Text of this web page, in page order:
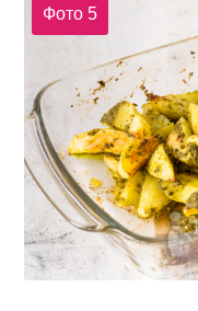
Фото 5